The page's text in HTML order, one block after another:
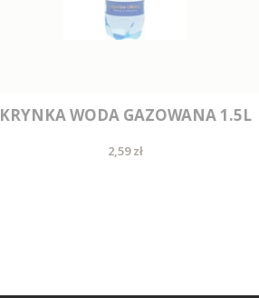
KRYNKA WODA GAZOWANA 1.5L
Cena
2,59 zł